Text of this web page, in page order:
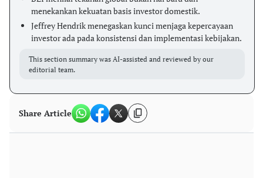
menekankan kekuatan basis investor domestik.
Jeffrey Hendrik menegaskan kunci menjaga kepercayaan
investor ada pada konsistensi dan implementasi kebijakan.
This section summary was AI-assisted and reviewed by our
editorial team.
Share Article